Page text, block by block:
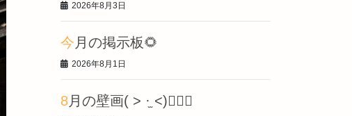
2026年8月3日
今月の掲示板🌻
2026年8月1日
8月の壁画‎( > ·̫ <)👍🏻🌟